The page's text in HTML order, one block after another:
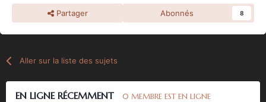
Partager Abonnés 8
Aller sur la liste des sujets
EN LIGNE RÉCEMMENT 0 MEMBRE EST EN LIGNE